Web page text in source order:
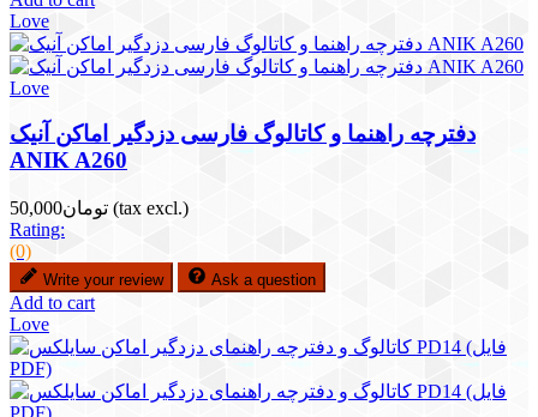
Love
Love
دفترچه راهنما و کاتالوگ فارسی دزدگیر اماکن آنیک
ANIK A260
تومان50,000 (tax excl.)
Rating:
(0)
Write your review Ask a question
Add to cart
Love